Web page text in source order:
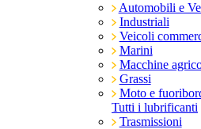
Automobili e
Industriali
Veicoli
Marini
Macchine
Grassi
Moto e
Tutti i lubrificanti
Trasmissioni